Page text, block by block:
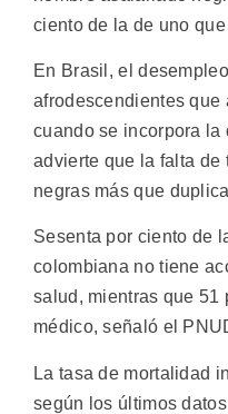
ciento de la de uno
En Brasil, el
afrodescendientes que
cuando se incorpora la
advierte que la falta de
negras más que
Sesenta por ciento de
colombiana no tiene
salud, mientras que 51
médico, señaló el
La tasa de mortalidad
según los últimos